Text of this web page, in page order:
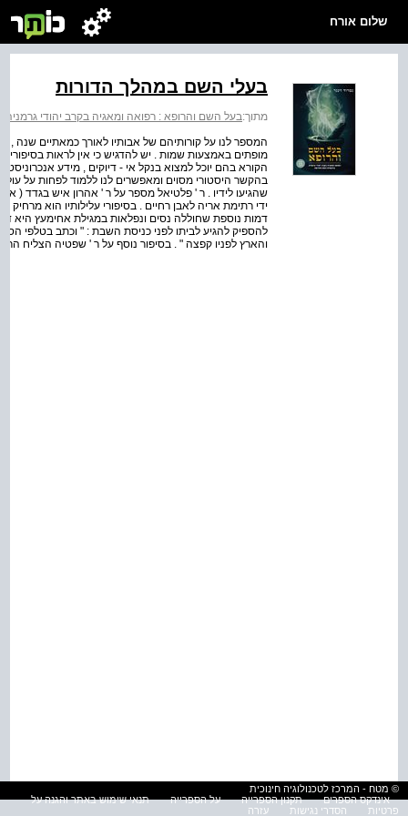
שלום אורח
בעלי השם במהלך הדורות
מתוך:בעל השם והרופא : רפואה ומאגיה בקרב יהודי
המספר לנו על קורותיהם של אבותיו לאורך כמאתיים שנה
מופתים באמצעות שמות . יש להדגיש כי אין לראות בסיפורים
הקורא בהם יוכל למצוא בנקל אי - דיוקים , מידע
בהקשר היסטורי מסוים ומאפשרים לנו ללמוד לפחות על
שהגיעו לידיו . ר ' פלטיאל מספר על ר ' אהרון איש בגדד (
ידי רתימת אריה לאבן רחיים . בסיפורי עלילותיו הוא
דמות נוספת שחוללה נסים ונפלאות במגילת אחימעץ היא
להספיק להגיע לביתו לפני כניסת השבת : " וכתב בטלפי
והארץ לפניו קפצה " . בסיפור נוסף על ר ' שפטיה הצליח
© מטח - המרכז לטכנולוגיה חינוכית
אינדקס הספרים
תקנון הספרייה על הספרייה
תנאי שימוש באתר והגנה על
פרטיות
הסדרי נגישות עזרה